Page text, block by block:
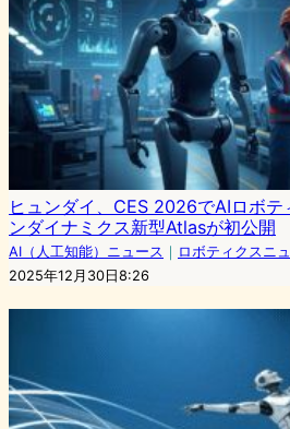
ヒュンダイ、CES 2026でAIロボテ
ンダイナミクス新型Atlasが初公開
AI（人工知能）ニュース ｜ ロボティクスニ
2025年12月30日8:26